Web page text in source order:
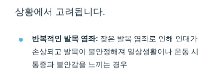
상황에서 고려됩니다.
반복적인 발목 염좌: 잦은 발목 염좌로 인해 인대가
손상되고 발목이 불안정해져 일상생활이나 운동 시
통증과 불안감을 느끼는 경우